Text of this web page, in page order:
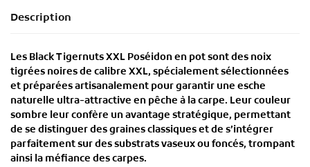
Description
Les Black Tigernuts XXL Poséidon en potsont des noix
tigrées noires de calibre XXL, spécialementsélectionnées
et préparées artisanalement pour garantir une esche
naturelle ultra-attractive en pêche à la carpe. Leurcouleur
sombre leur confère unavantage stratégique, permettant
de se distinguer des graines classiqueset de s’intégrer
parfaitement sur des substrats vaseux ou foncés, trompant
ainsi la méfiance des carpes.